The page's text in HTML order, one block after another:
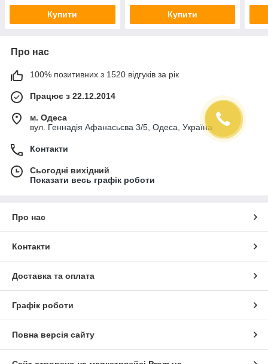
Купити Купити
Про нас
100% позитивних з 1520 відгуків за рік
Працює з 22.12.2014
м. Одеса
вул. Геннадія Афанасьєва 3/5, Одеса, Україна
Контакти
Сьогодні вихідний
Показати весь графік роботи
Про нас
Контакти
Доставка та оплата
Графік роботи
Повна версія сайту